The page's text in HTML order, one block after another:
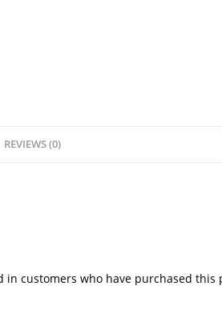
REVIEWS (0)
in customers who have purchased this